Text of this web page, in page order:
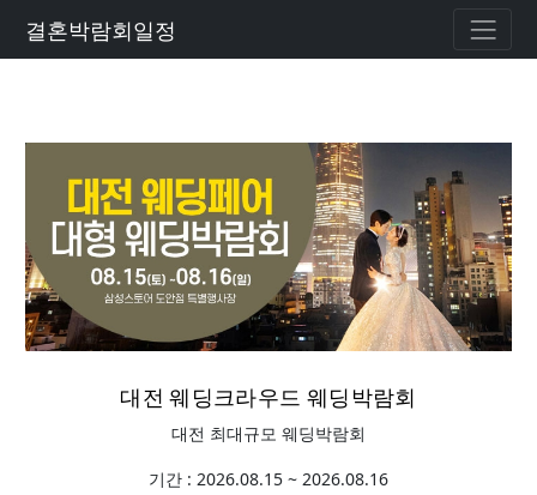
결혼박람회일정
대전 웨딩크라우드 웨딩박람회
대전 최대규모 웨딩박람회
기간 : 2026.08.15 ~ 2026.08.16